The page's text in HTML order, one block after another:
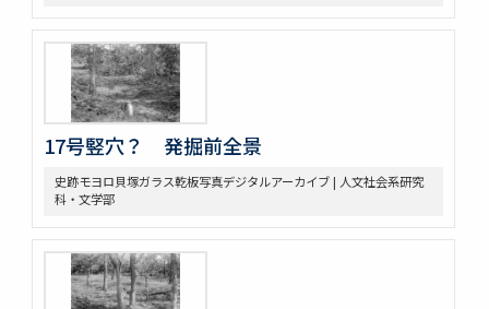
17号竪穴？ 発掘前全景
史跡モヨロ貝塚ガラス乾板写真デジタルアーカイブ | 人文社会系研究
科・文学部